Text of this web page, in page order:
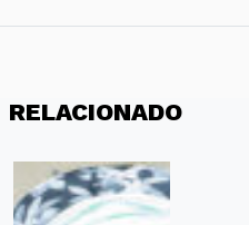
RELACIONADO